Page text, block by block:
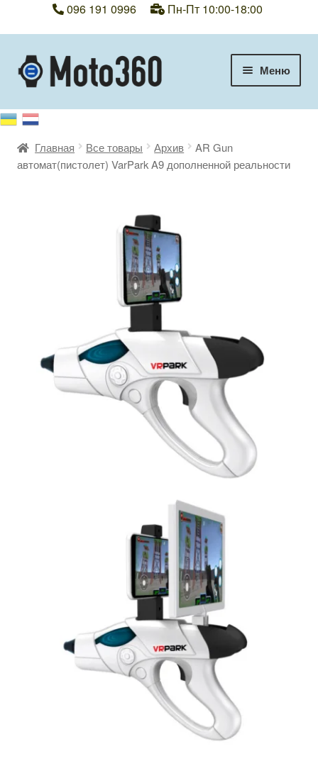
096 191 0996 Пн-Пт 10:00-18:00
Перейти
к
навигации
Перейти
к
содержимому
Меню
+38 096 191 0996
Категории
Главная Все товары Архив
AR Gun
автомат(пистолет) VarPark A9 дополненной реальности